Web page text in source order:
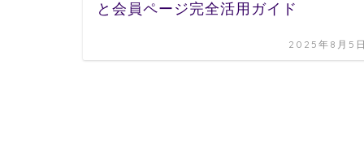
と会員ページ完全活用ガイド
2025年8月5